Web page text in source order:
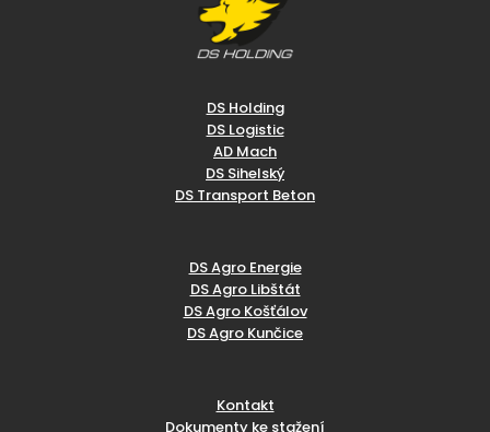
DS Holding
DS Logistic
AD Mach
DS Sihelský
DS Transport Beton
DS Agro Energie
DS Agro Libštát
DS Agro Košťálov
DS Agro Kunčice
Kontakt
Dokumenty ke stažení